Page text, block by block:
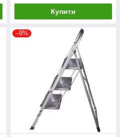
Купити
–9%